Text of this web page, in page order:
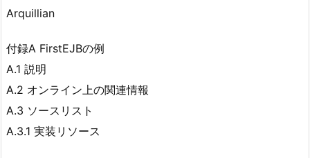
Arquillian
付録A FirstEJBの例
A.1 説明
A.2 オンライン上の関連情報
A.3 ソースリスト
A.3.1 実装リソース